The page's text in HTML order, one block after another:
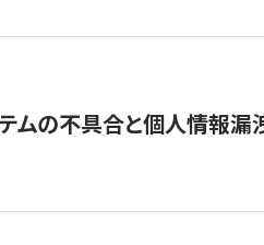
ムの不具合と個人情報漏